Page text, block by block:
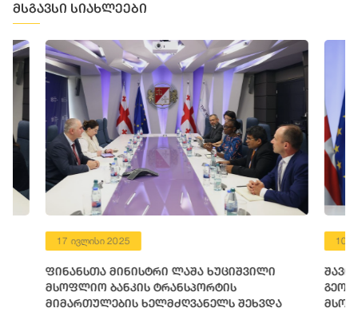
მსგავსი სიახლეები
17 ივლისი 2025
ფინანსთა მინისტრი ლაშა ხუციშვილი
მსოფლიო ბანკის ტრანსპორტის
მიმართულების ხელმძღვანელს შეხვდა
10 ივნისი
შავი
მსოფლიო